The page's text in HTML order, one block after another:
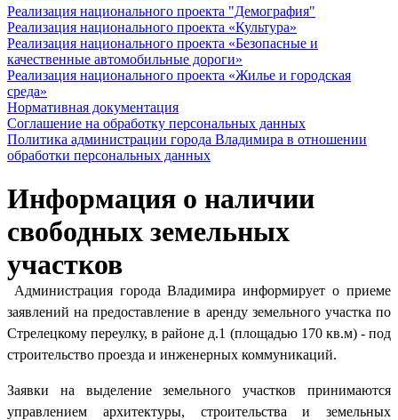
Реализация национального проекта "Демография"
Реализация национального проекта «Культура»
Реализация национального проекта «Безопасные и
качественные автомобильные дороги»
Реализация национального проекта «Жилье и городская
среда»
Нормативная документация
Соглашение на обработку персональных данных
Политика администрации города Владимира в отношении
обработки персональных данных
Информация о наличии
свободных земельных
участков
Администрация города Владимира информирует о приеме
заявлений на предоставление в аренду земельного участка по
Стрелецкому переулку, в районе д.1 (площадью 170 кв.м) - под
строительство проезда и инженерных коммуникаций.
Заявки на выделение земельного участков принимаются
управлением архитектуры, строительства и земельных